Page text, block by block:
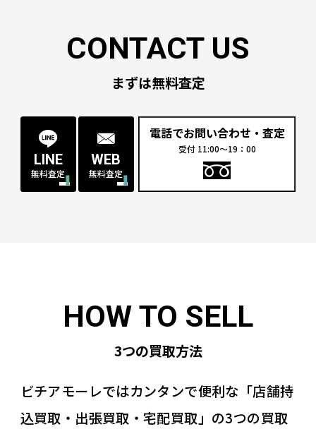
まずは無料査定
LINE
無料査定
WEB
無料査定
電話でお問い合わせ・査定
受付 11:00〜19：00
3つの買取方法
ビチアモーレではカンタンで便利な「店舗持
込買取・出張買取・宅配買取」の3つの買取